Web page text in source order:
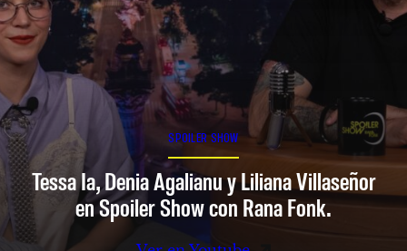
SPOILER SHOW
Tessa Ia, Denia Agalianu y Liliana Villaseñor
en Spoiler Show con Rana Fonk.